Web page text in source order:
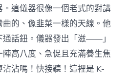
這儀器很像一個老式的對講
的、像韭菜一樣的天線。他
通話鈕。儀器發出「滋——」
高八度、急促且充滿養生焦
沾嗎！快接聽！這裡是 K-